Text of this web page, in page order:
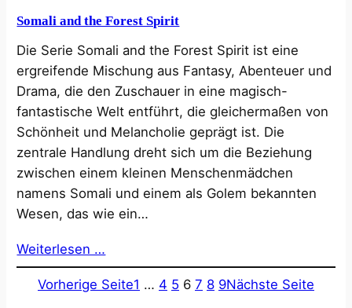
Somali and the Forest Spirit
Die Serie Somali and the Forest Spirit ist eine
ergreifende Mischung aus Fantasy, Abenteuer und
Drama, die den Zuschauer in eine magisch-
fantastische Welt entführt, die gleichermaßen von
Schönheit und Melancholie geprägt ist. Die
zentrale Handlung dreht sich um die Beziehung
zwischen einem kleinen Menschenmädchen
namens Somali und einem als Golem bekannten
Wesen, das wie ein…
Weiterlesen …
Vorherige Seite1 … 4 5 6 7 8 9Nächste Seite